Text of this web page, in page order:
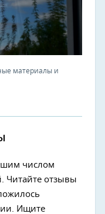
материалы и
числом
Читайте отзывы
Ищите